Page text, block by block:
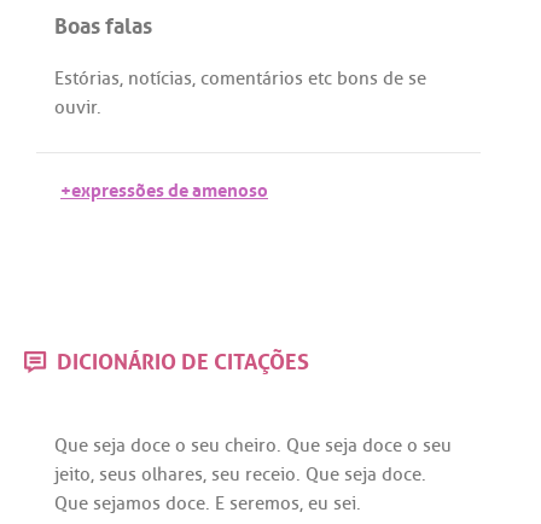
Boas falas
Estórias, notícias, comentários etc bons de se
ouvir.
+expressões de amenoso
DICIONÁRIO DE CITAÇÕES
Que seja doce o seu cheiro. Que seja doce o seu
jeito, seus olhares, seu receio. Que seja doce.
Que sejamos doce. E seremos, eu sei.